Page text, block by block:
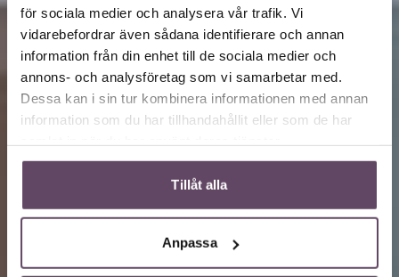
för sociala medier och analysera vår trafik. Vi
vidarebefordrar även sådana identifierare och annan
information från din enhet till de sociala medier och
annons- och analysföretag som vi samarbetar med.
Dessa kan i sin tur kombinera informationen med annan
information som du har tillhandahållit eller som de har
Tillåt alla
Anpassa
Brand Equity – Ditt
varumärke är
viktigare än du tror